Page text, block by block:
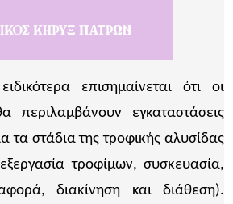
επισημαίνεται ότι οι
περιλαμβάνουν εγκαταστάσεις
τα στάδια της τροφικής αλυσίδας
τροφίμων, συσκευασία,
διακίνηση και διάθεση).